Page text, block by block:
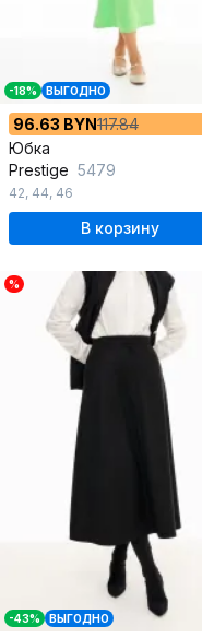
-18% ВЫГОДНО
96.63 BYN117.84
Юбка
Prestige 5479
42, 44, 46
В корзину
%
-43% ВЫГОДНО